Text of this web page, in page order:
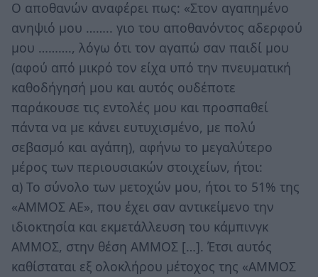
Ο αποθανών αναφέρει πως: «Στον αγαπημένο
ανηψιό μου …….. γιο του αποθανόντος αδερφού
μου ………., λόγω ότι τον αγαπώ σαν παιδί μου
(αφού από μικρό τον είχα υπό την πνευματική
καθοδήγησή μου και αυτός ουδέποτε
παράκουσε τις εντολές μου και προσπαθεί
πάντα να με κάνει ευτυχισμένο, με πολύ
σεβασμό και αγάπη), αφήνω το μεγαλύτερο
μέρος των περιουσιακών στοιχείων, ήτοι:
α) Το σύνολο των μετοχών μου, ήτοι το 51% της
«ΑΜΜΟΣ ΑΕ», που έχει σαν αντικείμενο την
ιδιοκτησία και εκμετάλλευση του κάμπινγκ
ΑΜΜΟΣ, στην θέση ΑΜΜΟΣ […]. Έτσι αυτός
καθίσταται εξ ολοκλήρου μέτοχος της «ΑΜΜΟΣ